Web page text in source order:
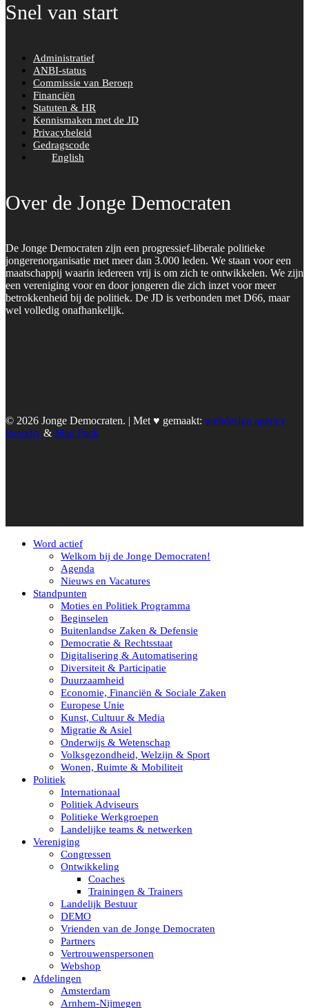
Snel van start
Administratief
ANBI-status
Commissie van Beroep
Financiën
Statuten & HR
Kennismaken met de JD
Privacybeleid
Gedragscode
English
Over de Jonge Democraten
De Jonge Democraten zijn een progressief-liberale politieke
jongerenorganisatie met meer dan 3.000 leden. We staan voor een
maatschappij waarin iedereen vrij is om zich te ontwikkelen. We zijn
een vereniging voor en door jongeren die zich inzet voor meer
betrokkenheid bij de politiek. De JD is verbonden met D66, maar
wel volledig onafhankelijk.
© 2026 Jonge Democraten. | Met ♥︎ gemaakt: webdesign agency
Brendly & Mad Pack
Word actief
Welkom bij de Jonge Democraten!
Agenda
Nieuws en Vacatures
Standpunten
Moties en Politiek Programma
Beginselen
Buitenlandse Zaken & Defensie
Democratie & Rechtsstaat
Digitalisering & Automatisering
Diversiteit & Participatie
Duurzaamheid
Economie, Financiën & Sociale Zaken
Europese Unie
Kunst, Cultuur & Media
Migratie & Asiel
Onderwijs & Wetenschap
Volksgezondheid, Welzijn & Sport
Wonen, Ruimte & Mobiliteit
Politiek
Internationaal
Politiek Adviseurs
Politieke Werkgroepen
Landelijke teams & netwerken
Vereniging
Congressen
Ontwikkeling
Coaches
Trainingen & Trainers
Landelijk Bestuur
DEMO
Vrienden van de Jonge Democraten
Partners
Vertrouwenspersonen
Webshop
Afdelingen
Amsterdam
Arnhem-Nijmegen